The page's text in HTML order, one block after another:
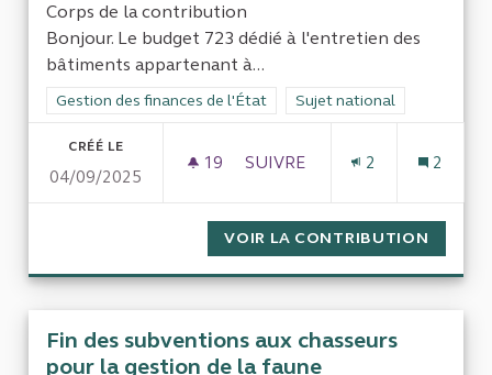
Corps de la contribution
Bonjour. Le budget 723 dédié à l'entretien des
bâtiments appartenant à...
Filtrer les résultats de la catégorie : Gestion des finances de
Gestion des finances de l'État Filtrer les résultats pour le
Sujet national
CRÉÉ LE
04/09/2025
19 19 ABONNÉS
SUIVRE
2 2
VOIR LA CONTRIBUTION
Fin des subventions aux chasseurs
pour la gestion de la faune